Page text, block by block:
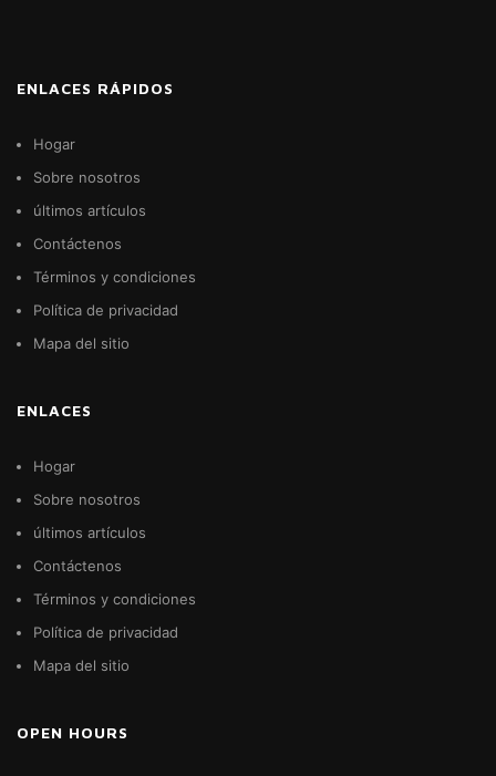
ENLACES RÁPIDOS
Hogar
Sobre nosotros
últimos artículos
Contáctenos
Términos y condiciones
Política de privacidad
Mapa del sitio
ENLACES
Hogar
Sobre nosotros
últimos artículos
Contáctenos
Términos y condiciones
Política de privacidad
Mapa del sitio
OPEN HOURS